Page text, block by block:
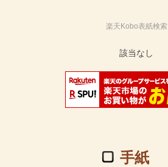
楽天Kobo表紙検索
手紙